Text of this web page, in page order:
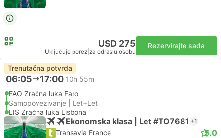
USD 275
Uključuje porez za odraslu osobu
Rezervirajte sada
Trenutačna potvrda
06:05 17:00 10h 55m
FAO Zračna luka Faro
Samopovezivanje | Let+Let
LIS Zračna luka Lisbona
Ekonomska klasa | Let #TO7681 +1
Transavia France 5.0